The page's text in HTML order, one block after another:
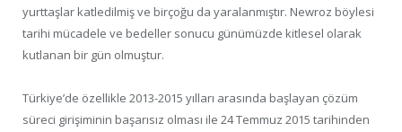
yurttaşlar katledilmiş ve birçoğu da yaralanmıştır. Newroz böylesi
tarihi mücadele ve bedeller sonucu günümüzde kitlesel olarak
kutlanan bir gün olmuştur.
Türkiye’de özellikle 2013-2015 yılları arasında başlayan çözüm
süreci girişiminin başarısız olması ile 24 Temmuz 2015 tarihinden